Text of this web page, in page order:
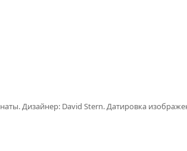
Дизайнер: David Stern. Датировка